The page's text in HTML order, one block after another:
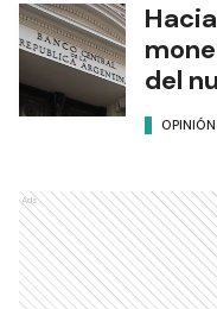
del
OPINIÓN
Ads